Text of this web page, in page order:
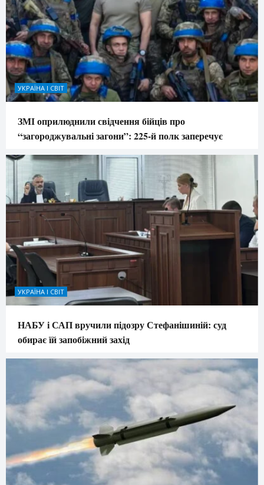
УКРАЇНА І СВІТ
ЗМІ оприлюднили свідчення бійців про
“загороджувальні загони”: 225-й полк заперечує
УКРАЇНА І СВІТ
НАБУ і САП вручили підозру Стефанішиній: суд
обирає їй запобіжний захід